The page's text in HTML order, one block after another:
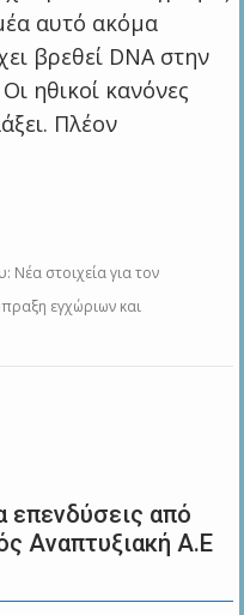
αυτό ακόμα
βρεθεί DNA στην
ηθικοί κανόνες
Πλέον
στοιχεία για τον
εγχώριων και
επενδύσεις από
Αναπτυξιακή Α.Ε